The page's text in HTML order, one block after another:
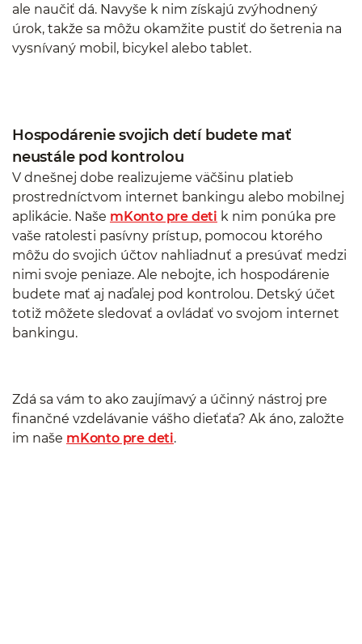
ale naučiť dá. Navyše k nim získajú zvýhodnený
úrok, takže sa môžu okamžite pustiť do šetrenia na
vysnívaný mobil, bicykel alebo tablet.
Hospodárenie svojich detí budete mať
neustále pod kontrolou
V dnešnej dobe realizujeme väčšinu platieb
prostredníctvom internet bankingu alebo mobilnej
aplikácie. Naše mKonto pre deti k nim ponúka pre
vaše ratolesti pasívny prístup, pomocou ktorého
môžu do svojich účtov nahliadnuť a presúvať medzi
nimi svoje peniaze. Ale nebojte, ich hospodárenie
budete mať aj naďalej pod kontrolou. Detský účet
totiž môžete sledovať a ovládať vo svojom internet
bankingu.
Zdá sa vám to ako zaujímavý a účinný nástroj pre
finančné vzdelávanie vášho dieťaťa? Ak áno, založte
im naše mKonto pre deti.